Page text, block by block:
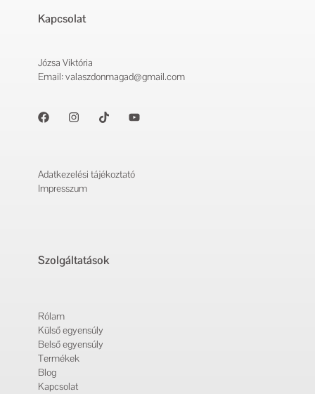
Kapcsolat
Józsa Viktória
Email: valaszdonmagad@gmail.com
Adatkezelési tájékoztató
Impresszum
Szolgáltatások
Rólam
Külső egyensúly
Belső egyensúly
Termékek
Blog
Kapcsolat